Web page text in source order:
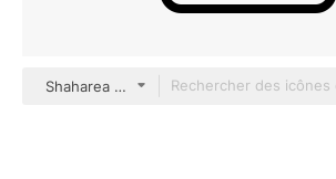
Shaharea outline